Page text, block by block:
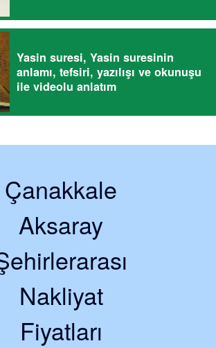
Yasin suresi, Yasin suresinin
anlamı, tefsiri, yazılışı ve okunuşu
ile videolu anlatım
Çanakkale
Aksaray
Nakliyat
Fiyatları